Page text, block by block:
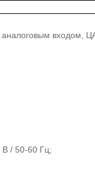
аналоговым входом,
В / 50-60 Гц;